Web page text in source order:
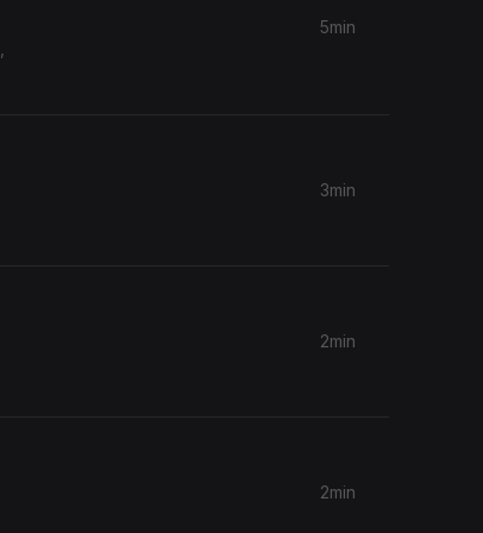
5min
3min
2min
2min